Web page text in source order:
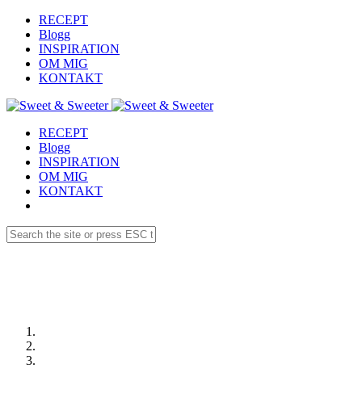
RECEPT
Blogg
INSPIRATION
OM MIG
KONTAKT
RECEPT
Blogg
INSPIRATION
OM MIG
KONTAKT